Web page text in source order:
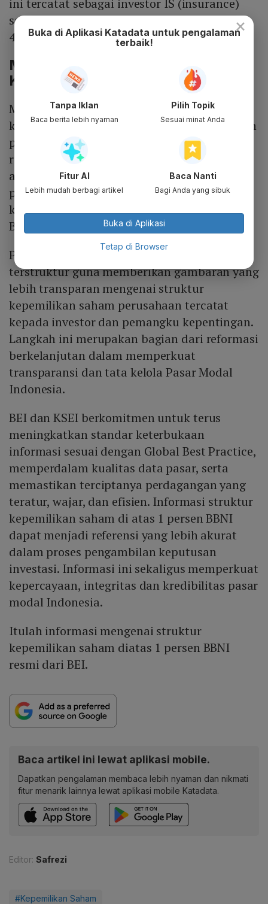
ini tercatat sebagai investor IS (insurance)
saham BBNI sebesar 1,17 persen atau
437.132.900.
Mengapa Informasi Struktur
Kepemilikan Saham Penting?
Mengapa informasi mengenai struktur
kepemilikan saham di atas 1 persen BBNI dan
perusahaan lain penting? Melansir laman
resmi BEI, informasi kepemilikan saham di
atas 1 persen merupakan bagian dari upaya
peningkatan kualitas keterbukaan data
kepemilikan saham perusahaan tercatat di
BEI.
Penyajian informasi ini dilakukan secara
terstruktur guna memberikan gambaran yang
lebih transparan mengenai struktur
kepemilikan saham perusahaan tercatat
kepada investor dan pemangku kepentingan.
Langkah ini merupakan bagian dari reformasi
berkelanjutan dalam memperkuat
transparansi dan tata kelola Pasar Modal
Indonesia.
BEI dan KSEI berkomitmen untuk terus
meningkatkan standar keterbukaan
informasi sesuai dengan Global Best Practice,
memperdalam kualitas data pasar, serta
memastikan terciptanya perdagangan yang
teratur, wajar, dan efisien. Informasi struktur
kepemilikan saham di atas 1 persen BBNI
dapat menjadi referensi yang lebih akurat
dalam proses pengambilan keputusan
investasi. Informasi ini sekaligus memperkuat
kepercayaan, integritas dan kredibilitas pasar
modal Indonesia.
Itulah informasi mengenai struktur
kepemilikan saham diatas 1 persen BBNI
resmi dari BEI.
Baca artikel ini lewat aplikasi mobile.
Dapatkan pengalaman membaca lebih nyaman dan nikmati
fitur menarik lainnya lewat aplikasi mobile Katadata.
Editor: Safrezi
#Kepemilikan Saham
×
Buka di Aplikasi Katadata untuk pengalaman
terbaik!
Tanpa Iklan
Baca berita lebih nyaman
Pilih Topik
Sesuai minat Anda
Fitur AI
Lebih mudah berbagi artikel
Baca Nanti
Bagi Anda yang sibuk
Buka di Aplikasi
Tetap di Browser